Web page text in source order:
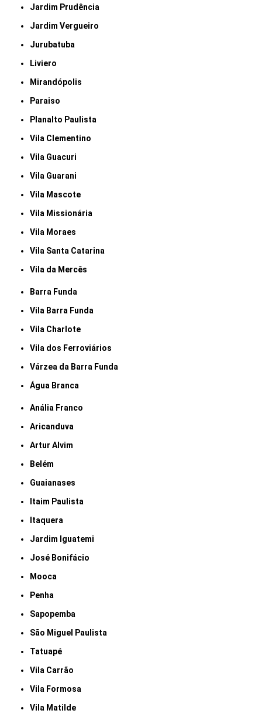
Jardim Prudência
Jardim Vergueiro
Jurubatuba
Liviero
Mirandópolis
Paraiso
Planalto Paulista
Vila Clementino
Vila Guacuri
Vila Guarani
Vila Mascote
Vila Missionária
Vila Moraes
Vila Santa Catarina
Vila da Mercês
Barra Funda
Vila Barra Funda
Vila Charlote
Vila dos Ferroviários
Várzea da Barra Funda
Água Branca
Anália Franco
Aricanduva
Artur Alvim
Belém
Guaianases
Itaim Paulista
Itaquera
Jardim Iguatemi
José Bonifácio
Mooca
Penha
Sapopemba
São Miguel Paulista
Tatuapé
Vila Carrão
Vila Formosa
Vila Matilde